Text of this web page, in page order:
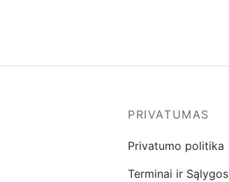
PRIVATUMAS
Privatumo politika
Terminai ir Sąlygos